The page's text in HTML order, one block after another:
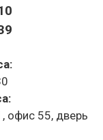
офис 55, дверь